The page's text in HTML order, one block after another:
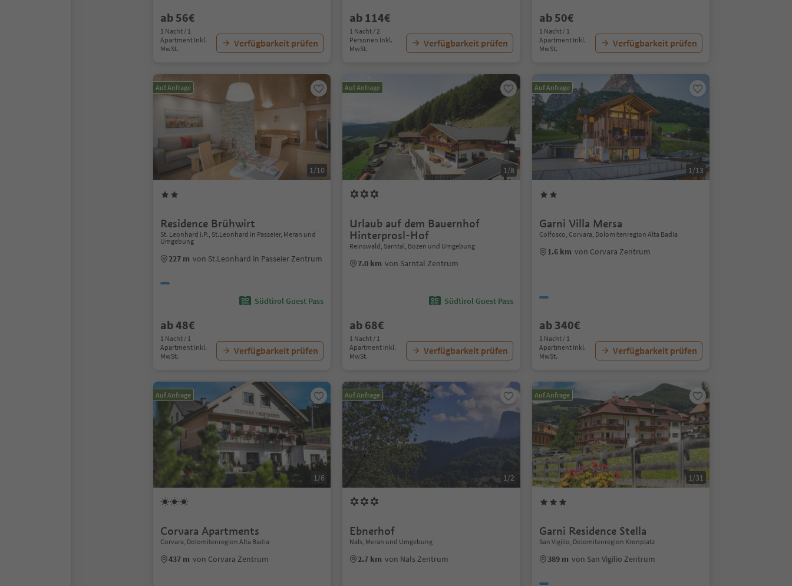
ab 56€
1 Nacht / 1
Apartment Inkl.
MwSt.
Verfügbarkeit prüfen
ab 114€
1 Nacht / 2
Personen Inkl.
MwSt.
Verfügbarkeit prüfen
ab 50€
1 Nacht / 1
Apartment Inkl.
MwSt.
Verfügbarkeit prüfen
Auf Anfrage
1/10
Residence Brühwirt
St. Leonhard i.P., St.Leonhard in Passeier, Meran und
Umgebung
227 m von St.Leonhard in Passeier Zentrum
Südtirol Guest Pass
ab 48€
1 Nacht / 1
Apartment Inkl.
MwSt.
Verfügbarkeit prüfen
Auf Anfrage
1/8
Urlaub auf dem Bauernhof
Hinterprosl-Hof
Reinswald, Sarntal, Bozen und Umgebung
7.0 km von Sarntal Zentrum
Südtirol Guest Pass
ab 68€
1 Nacht / 1
Apartment Inkl.
MwSt.
Verfügbarkeit prüfen
Auf Anfrage
1/13
Garni Villa Mersa
Colfosco, Corvara, Dolomitenregion Alta Badia
1.6 km von Corvara Zentrum
ab 340€
1 Nacht / 1
Apartment Inkl.
MwSt.
Verfügbarkeit prüfen
Auf Anfrage
1/6
Corvara Apartments
Corvara, Dolomitenregion Alta Badia
437 m von Corvara Zentrum
Auf Anfrage
1/2
Ebnerhof
Nals, Meran und Umgebung
2.7 km von Nals Zentrum
Auf Anfrage
1/31
Garni Residence Stella
San Vigilio, Dolomitenregion Kronplatz
389 m von San Vigilio Zentrum